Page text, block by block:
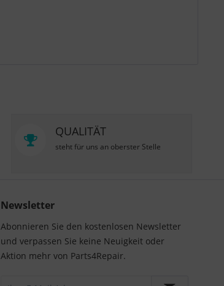
QUALITÄT
steht für uns an oberster Stelle
Newsletter
Abonnieren Sie den kostenlosen Newsletter
und verpassen Sie keine Neuigkeit oder
Aktion mehr von Parts4Repair.